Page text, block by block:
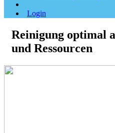
Login
Reinigung optimal
und Ressourcen